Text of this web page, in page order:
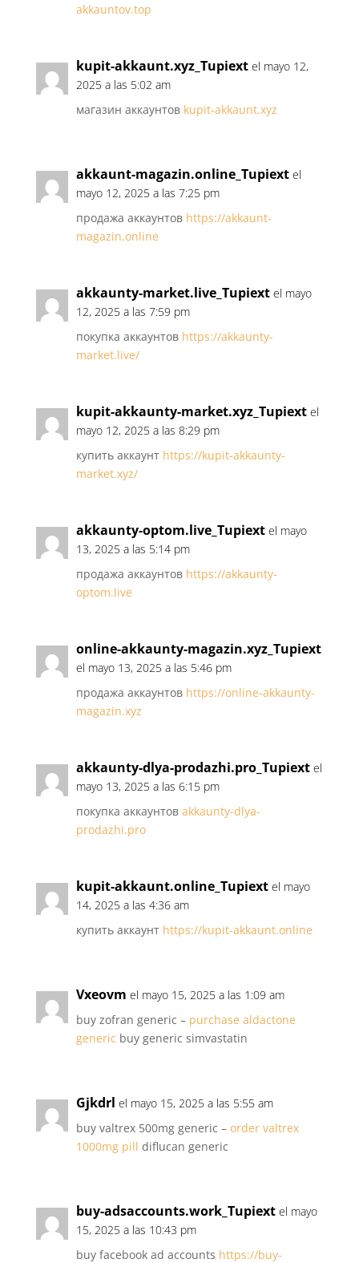
akkauntov.top
kupit-akkaunt.xyz_Tupiext el mayo 12,
2025 a las 5:02 am
магазин аккаунтов kupit-akkaunt.xyz
akkaunt-magazin.online_Tupiext el
mayo 12, 2025 a las 7:25 pm
продажа аккаунтов https://akkaunt-
magazin.online
akkaunty-market.live_Tupiext el mayo
12, 2025 a las 7:59 pm
покупка аккаунтов https://akkaunty-
market.live/
kupit-akkaunty-market.xyz_Tupiext el
mayo 12, 2025 a las 8:29 pm
купить аккаунт https://kupit-akkaunty-
market.xyz/
akkaunty-optom.live_Tupiext el mayo
13, 2025 a las 5:14 pm
продажа аккаунтов https://akkaunty-
optom.live
online-akkaunty-magazin.xyz_Tupiext
el mayo 13, 2025 a las 5:46 pm
продажа аккаунтов https://online-akkaunty-
magazin.xyz
akkaunty-dlya-prodazhi.pro_Tupiext el
mayo 13, 2025 a las 6:15 pm
покупка аккаунтов akkaunty-dlya-
prodazhi.pro
kupit-akkaunt.online_Tupiext el mayo
14, 2025 a las 4:36 am
купить аккаунт https://kupit-akkaunt.online
Vxeovm el mayo 15, 2025 a las 1:09 am
buy zofran generic – purchase aldactone
generic buy generic simvastatin
Gjkdrl el mayo 15, 2025 a las 5:55 am
buy valtrex 500mg generic – order valtrex
1000mg pill diflucan generic
buy-adsaccounts.work_Tupiext el mayo
15, 2025 a las 10:43 pm
buy facebook ad accounts https://buy-